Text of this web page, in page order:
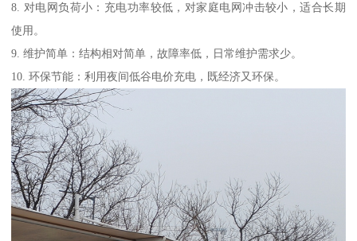
8. 对电网负荷小：充电功率较低，对家庭电网冲击较小，适合长期
使用。
9. 维护简单：结构相对简单，故障率低，日常维护需求少。
10. 环保节能：利用夜间低谷电价充电，既经济又环保。